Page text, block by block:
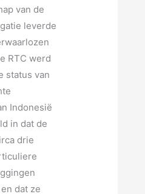
van de
leverde
RTC werd
status van
Indonesië
in dat de
drie
dat ze